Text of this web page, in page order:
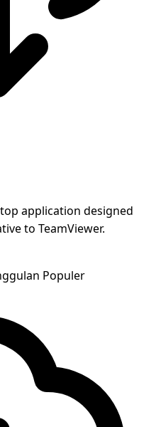
application designed
to TeamViewer.
Populer